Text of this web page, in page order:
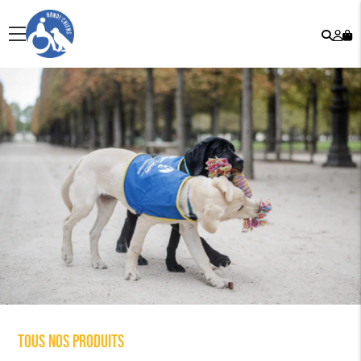
menu
Tous nos produits